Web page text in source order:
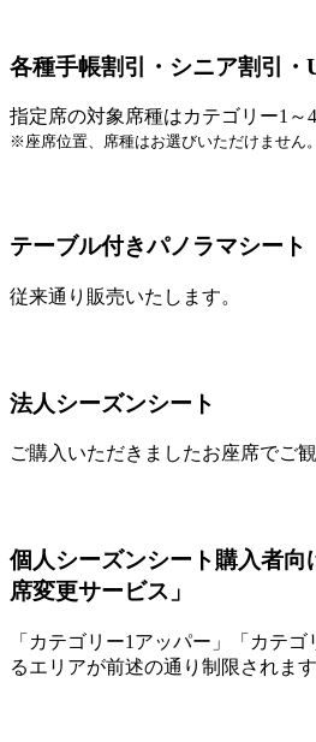
各種手帳割引・シニア割引・
指定席の対象席種はカテゴリー1～
※座席位置、席種はお選びいただけません
テーブル付きパノラマシート
従来通り販売いたします。
法人シーズンシート
ご購入いただきましたお座席でご
個人シーズンシート購入者向
席変更サービス」
「カテゴリー1アッパー」「カテ
るエリアが前述の通り制限されます